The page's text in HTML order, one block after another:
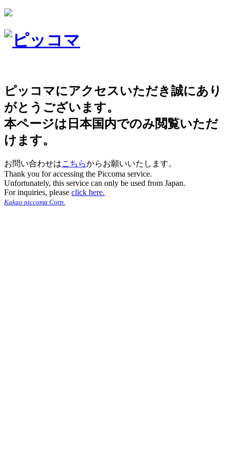
ピッコマにアクセスいただき誠にあり
がとうございます。
本ページは日本国内でのみ閲覧いただ
けます。
お問い合わせはこちらからお願いいたします。
Thank you for accessing the Piccoma service.
Unfortunately, this service can only be used from Japan.
For inquiries, please click here.
Kakao piccoma Corp.